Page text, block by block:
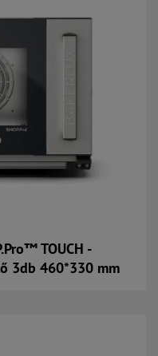
TOUCH -
3db 460*330 mm